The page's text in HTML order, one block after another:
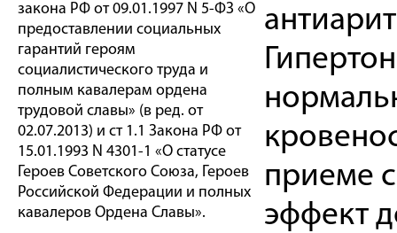
закона РФ от 09.01.1997 N 5-ФЗ «О
предоставлении социальных
гарантий героям
социалистического труда и
полным кавалерам ордена
трудовой славы» (в ред. от
02.07.2013) и ст 1.1 Закона РФ от
15.01.1993 N 4301-1 «О статусе
Героев Советского Союза, Героев
Российской Федерации и полных
кавалеров Ордена Славы».
приеме
эффект